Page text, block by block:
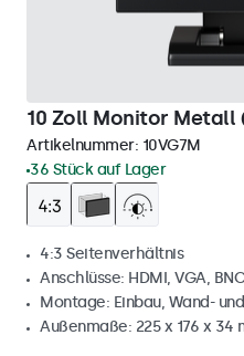
10 Zoll Monitor Metall
Artikelnummer: 10VG7M
36 Stück auf Lager
4:3 Seitenverhältnis
Anschlüsse: HDMI, VGA,
Montage: Einbau, Wand-
Außenmaße: 225 x 176 x 34